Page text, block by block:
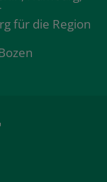
für die Region